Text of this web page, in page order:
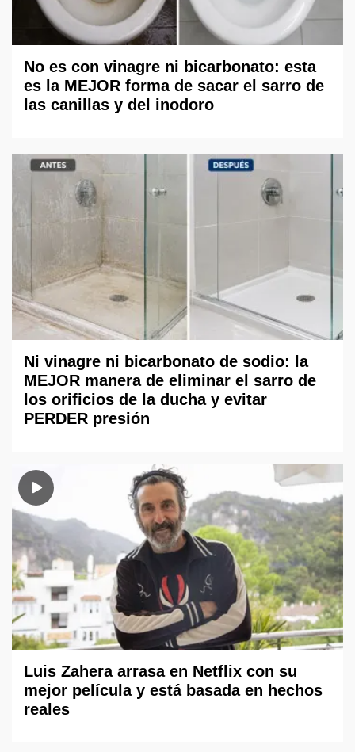
No es con vinagre ni bicarbonato: esta
es la MEJOR forma de sacar el sarro de
las canillas y del inodoro
Ni vinagre ni bicarbonato de sodio: la
MEJOR manera de eliminar el sarro de
los orificios de la ducha y evitar
PERDER presión
Luis Zahera arrasa en Netflix con su
mejor película y está basada en hechos
reales